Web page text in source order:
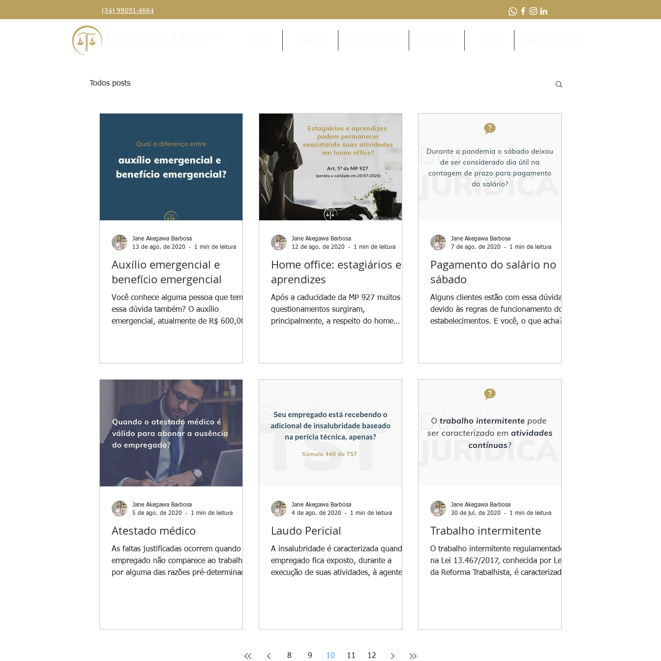
(34) 99891-4664
Todos posts
Auxílio emergencial e
benefício emergencial
Você conhece alguma pessoa que tem
essa dúvida também? O auxílio
emergencial, atualmente de R$ 600,00, é
Jane Akegawa Barbosa
13 de ago. de 2020
1 min de leitura
Home office: estagiários e
aprendizes
Após a caducidade da MP 927 muitos
questionamentos surgiram,
principalmente, a respeito do home
Jane Akegawa Barbosa
12 de ago. de 2020
1 min de leitura
Pagamento do salário no
sábado
Alguns clientes estão com essa dúvida
devido às regras de funcionamento dos
estabelecimentos. E você, o que acha? O
Jane Akegawa Barbosa
7 de ago. de 2020
1 min de leitura
Atestado médico
As faltas justificadas ocorrem quando o
empregado não comparece ao trabalho
por alguma das razões pré-determinadas
Jane Akegawa Barbosa
5 de ago. de 2020
1 min de leitura
Laudo Pericial
A insalubridade é caracterizada quando o
empregado fica exposto, durante a
execução de suas atividades, à agentes
Jane Akegawa Barbosa
4 de ago. de 2020
1 min de leitura
Trabalho intermitente
O trabalho intermitente regulamentado
na Lei 13.467/2017, conhecida por Lei
da Reforma Trabalhista, é caracterizado
Jane Akegawa Barbosa
30 de jul. de 2020
1 min de leitura
8 9 10 11 12